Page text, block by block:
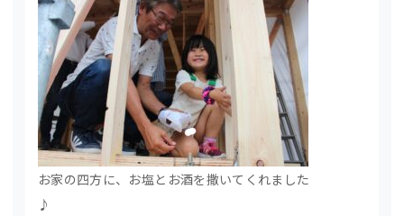
お家の四方に、お塩とお酒を撒いてくれました
♪